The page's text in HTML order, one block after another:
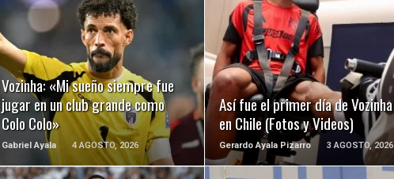
Vozinha: «Mi sueño siempre fue
jugar en un club grande como
Colo Colo»
Gabriel Ayala 4 AGOSTO, 2026
LEER MÁS
Así fue el primer día de Vozinha
en Chile (Fotos y Videos)
Gerardo Ayala Pizarro 3 AGOSTO, 2026
LEER MÁS